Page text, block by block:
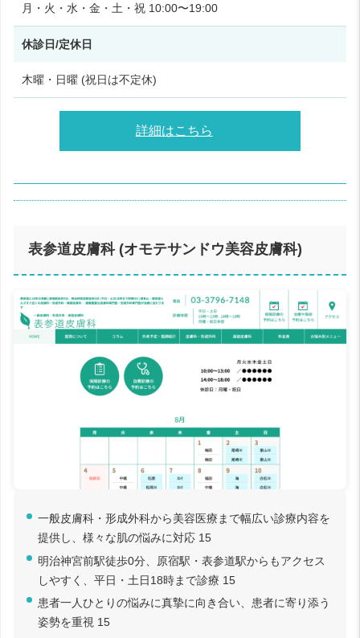
月・火・水・金・土・祝 10:00〜19:00
休診日/定休日
木曜・日曜 (祝日は不定休)
詳細はこちら
表参道皮膚科 (オモテサンドウ美容皮膚科)
一般皮膚科・形成外科から美容医療まで幅広い診療内容を
提供し、様々な肌の悩みに対応 15
明治神宮前駅徒歩0分、原宿駅・表参道駅からもアクセス
しやすく、平日・土日18時まで診療 15
患者一人ひとりの悩みに真摯に向き合い、患者に寄り添う
姿勢を重視 15